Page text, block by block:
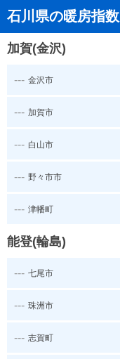
石川県の暖房指数
加賀(金沢)
--- 金沢市
--- 加賀市
--- 白山市
--- 野々市市
--- 津幡町
能登(輪島)
--- 七尾市
--- 珠洲市
--- 志賀町